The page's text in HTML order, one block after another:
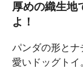
厚めの織生地
よ！
パンダの形と
愛いドッグトイ